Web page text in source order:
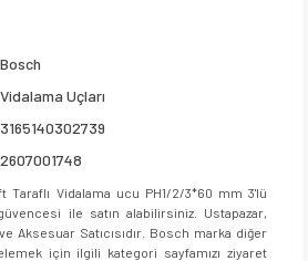
Bosch
Vidalama Uçları
3165140302739
2607001748
Taraflı Vidalama ucu PH1/2/3*60 mm 3'lü
ile satın alabilirsiniz. Ustapazar,
Aksesuar Satıcısıdır. Bosch marka diğer
için ilgili kategori sayfamızı ziyaret